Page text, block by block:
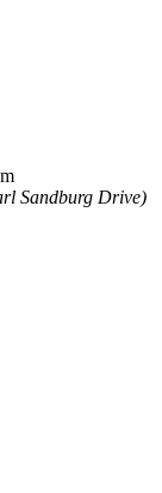
Sandburg Drive)